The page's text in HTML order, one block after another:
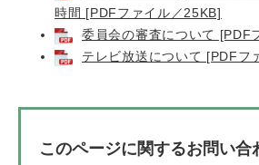
時間 [PDFファイル／25KB]
委員会の審査について [PDF
テレビ放送について [PDFフ
このページに関するお問い合